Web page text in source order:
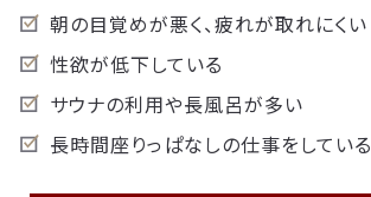
朝の目覚めが悪く、疲れが取れにくい
性欲が低下している
サウナの利用や長風呂が多い
長時間座りっぱなしの仕事をしている